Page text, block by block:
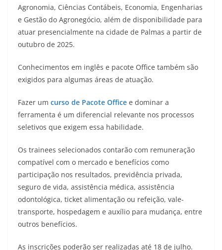
Agronomia, Ciências Contábeis, Economia, Engenharias
e Gestão do Agronegócio, além de disponibilidade para
atuar presencialmente na cidade de Palmas a partir de
outubro de 2025.
Conhecimentos em inglês e pacote Office também são
exigidos para algumas áreas de atuação.
Fazer um curso de Pacote Office e dominar a
ferramenta é um diferencial relevante nos processos
seletivos que exigem essa habilidade.
Os trainees selecionados contarão com remuneração
compatível com o mercado e benefícios como
participação nos resultados, previdência privada,
seguro de vida, assistência médica, assistência
odontológica, ticket alimentação ou refeição, vale-
transporte, hospedagem e auxílio para mudança, entre
outros benefícios.
As inscrições poderão ser realizadas até 18 de julho.